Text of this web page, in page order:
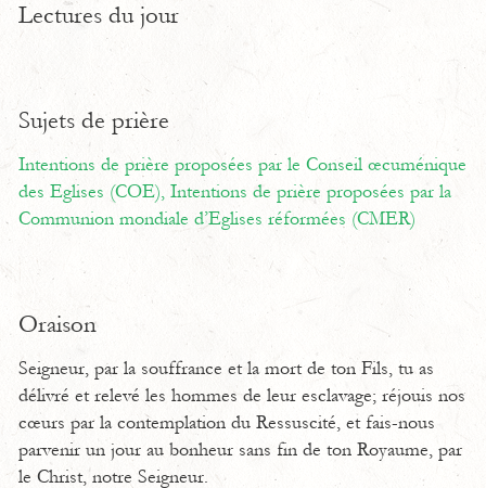
Lectures du jour
Sujets de prière
Intentions de prière proposées par le Conseil œcuménique
des Eglises (COE), Intentions de prière proposées par la
Communion mondiale d’Eglises réformées (CMER)
Oraison
Seigneur, par la souffrance et la mort de ton Fils, tu as
délivré et relevé les hommes de leur esclavage; réjouis nos
cœurs par la contemplation du Ressuscité, et fais-nous
parvenir un jour au bonheur sans fin de ton Royaume, par
le Christ, notre Seigneur.